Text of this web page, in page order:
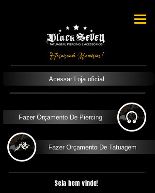
Eternizando Memórias!
Acessar Loja oficial
Fazer Orçamento De Piercing
Fazer Orçamento De Tatuagem
Seja bem vindo!